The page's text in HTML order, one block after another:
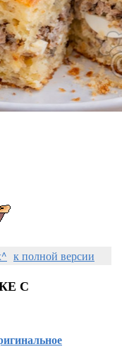
к полной версии
С